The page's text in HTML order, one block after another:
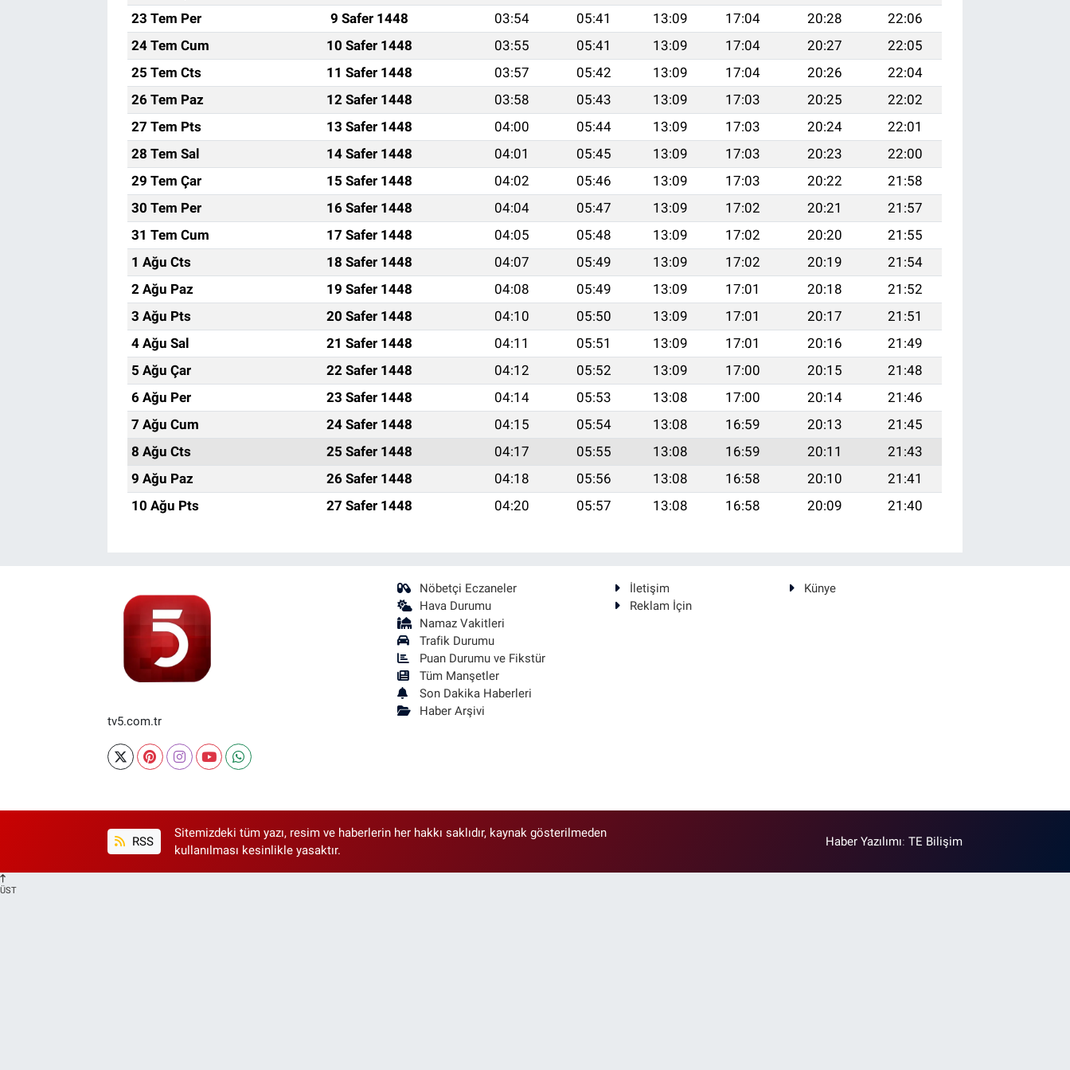
23 Tem Per
9 Safer 1448 03:54 05:41 13:09 17:04 20:28
22:06
24 Tem Cum
10 Safer 1448 03:55 05:41 13:09 17:04 20:27
22:05
25 Tem Cts
11 Safer 1448 03:57 05:42 13:09 17:04 20:26
22:04
26 Tem Paz
12 Safer 1448 03:58 05:43 13:09 17:03 20:25
22:02
27 Tem Pts
13 Safer 1448 04:00 05:44 13:09 17:03 20:24
22:01
28 Tem Sal
14 Safer 1448 04:01 05:45 13:09 17:03 20:23
22:00
29 Tem Çar
15 Safer 1448 04:02 05:46 13:09 17:03 20:22
21:58
30 Tem Per
16 Safer 1448 04:04 05:47 13:09 17:02 20:21
21:57
31 Tem Cum
17 Safer 1448 04:05 05:48 13:09 17:02 20:20
21:55
1 Ağu Cts
18 Safer 1448 04:07 05:49 13:09 17:02 20:19
21:54
2 Ağu Paz
19 Safer 1448 04:08 05:49 13:09 17:01 20:18
21:52
3 Ağu Pts
20 Safer 1448 04:10 05:50 13:09 17:01 20:17
21:51
4 Ağu Sal
21 Safer 1448 04:11 05:51 13:09 17:01 20:16
21:49
5 Ağu Çar
22 Safer 1448 04:12 05:52 13:09 17:00 20:15
21:48
6 Ağu Per
23 Safer 1448 04:14 05:53 13:08 17:00 20:14
21:46
7 Ağu Cum
24 Safer 1448 04:15 05:54 13:08 16:59 20:13
21:45
8 Ağu Cts
25 Safer 1448 04:17 05:55 13:08 16:59 20:11
21:43
9 Ağu Paz
26 Safer 1448 04:18 05:56 13:08 16:58 20:10
21:41
10 Ağu Pts
27 Safer 1448 04:20 05:57 13:08 16:58 20:09 21:40
tv5.com.tr
Nöbetçi Eczaneler
Hava Durumu
Namaz Vakitleri
Trafik Durumu
Puan Durumu ve Fikstür
Tüm Manşetler
Son Dakika Haberleri
Haber Arşivi
İletişim
Künye
Reklam İçin
RSS
Sitemizdeki tüm yazı, resim ve haberlerin her hakkı saklıdır, kaynak gösterilmeden
kullanılması kesinlikle yasaktır.
Haber Yazılımı:TE Bilişim
ÜST